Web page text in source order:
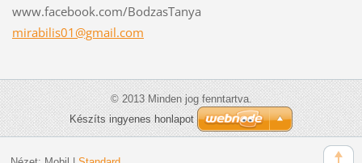
www.facebook.com/BodzasTanya
mirabilis01@gmail.com
© 2013 Minden jog fenntartva.
Készíts ingyenes honlapot